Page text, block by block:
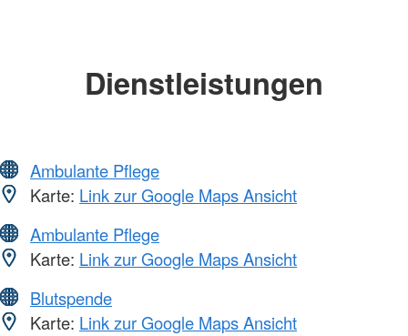
Dienstleistungen
Ambulante Pflege
Karte: Link zur Google Maps Ansicht
Ambulante Pflege
Karte: Link zur Google Maps Ansicht
Blutspende
Karte: Link zur Google Maps Ansicht